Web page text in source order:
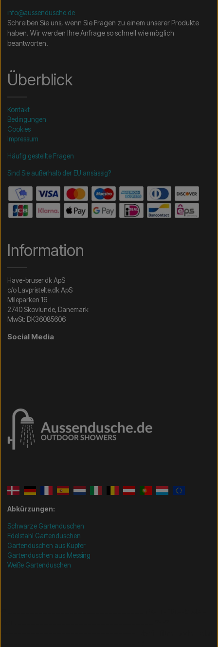
info@aussendusche.de
Schreiben Sie uns, wenn Sie Fragen zu einem unserer Produkte
haben. Wir werden Ihre Anfrage so schnell wie möglich
beantworten.
Überblick
Kontakt
Bedingungen
Cookies
Impressum
Häufig gestellte Fragen
Sind Sie außerhalb der EU ansässig?
Information
Have-bruser.dk ApS
c/o Lavpristelte.dk ApS
Mileparken 16
2740 Skovlunde, Dänemark
MwSt: DK36085606
Social Media
Abkürzungen:
Schwarze Gartenduschen
Edelstahl Gartenduschen
Gartenduschen aus Kupfer
Gartenduschen aus Messing
Weiße Gartenduschen